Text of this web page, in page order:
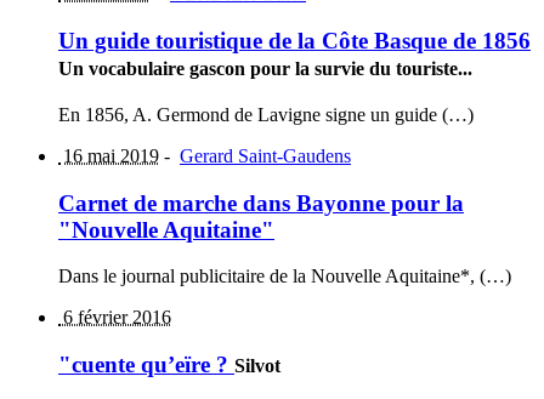
Un guide touristique de la Côte Basque de 1856
Un vocabulaire gascon pour la survie du touriste...
En 1856, A. Germond de Lavigne signe un guide (…)
16 mai 2019 - Gerard Saint-Gaudens
Carnet de marche dans Bayonne pour la
"Nouvelle Aquitaine"
Dans le journal publicitaire de la Nouvelle Aquitaine*, (…)
6 février 2016
"cuente qu’eïre ? Silvot